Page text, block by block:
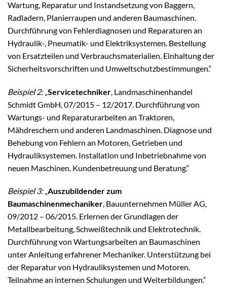
Wartung, Reparatur und Instandsetzung von Baggern,
Radladern, Planierraupen und anderen Baumaschinen.
Durchführung von Fehlerdiagnosen und Reparaturen an
Hydraulik-, Pneumatik- und Elektriksystemen. Bestellung
von Ersatzteilen und Verbrauchsmaterialien. Einhaltung der
Sicherheitsvorschriften und Umweltschutzbestimmungen.“
Beispiel 2:„ Servicetechniker , Landmaschinenhandel
Schmidt GmbH, 07/2015 – 12/2017. Durchführung von
Wartungs- und Reparaturarbeiten an Traktoren,
Mähdreschern und anderen Landmaschinen. Diagnose und
Behebung von Fehlern an Motoren, Getrieben und
Hydrauliksystemen. Installation und Inbetriebnahme von
neuen Maschinen. Kundenbetreuung und Beratung.“
Beispiel 3:„Auszubildender zum
Baumaschinenmechaniker, Bauunternehmen Müller AG,
09/2012 – 06/2015. Erlernen der Grundlagen der
Metallbearbeitung, Schweißtechnik und Elektrotechnik.
Durchführung von Wartungsarbeiten an Baumaschinen
unter Anleitung erfahrener Mechaniker. Unterstützung bei
der Reparatur von Hydrauliksystemen und Motoren.
Teilnahme an internen Schulungen und Weiterbildungen.“